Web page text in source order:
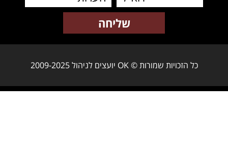
כל הזכויות שמורות © OK יועצים לניהול 2009-2025